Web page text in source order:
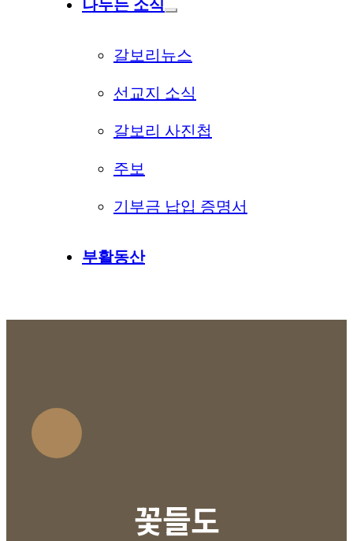
나누는 소식
갈보리뉴스
선교지 소식
갈보리 사진첩
주보
기부금 납입 증명서
부활동산
꽃들도